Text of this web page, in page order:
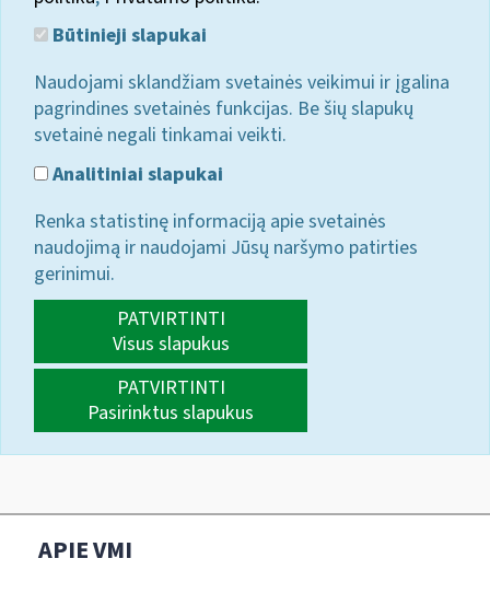
Būtinieji slapukai
Naudojami sklandžiam svetainės veikimui ir įgalina
pagrindines svetainės funkcijas. Be šių slapukų
svetainė negali tinkamai veikti.
Analitiniai slapukai
Renka statistinę informaciją apie svetainės
naudojimą ir naudojami Jūsų naršymo patirties
gerinimui.
PATVIRTINTI
Visus slapukus
PATVIRTINTI
Pasirinktus slapukus
APIE VMI